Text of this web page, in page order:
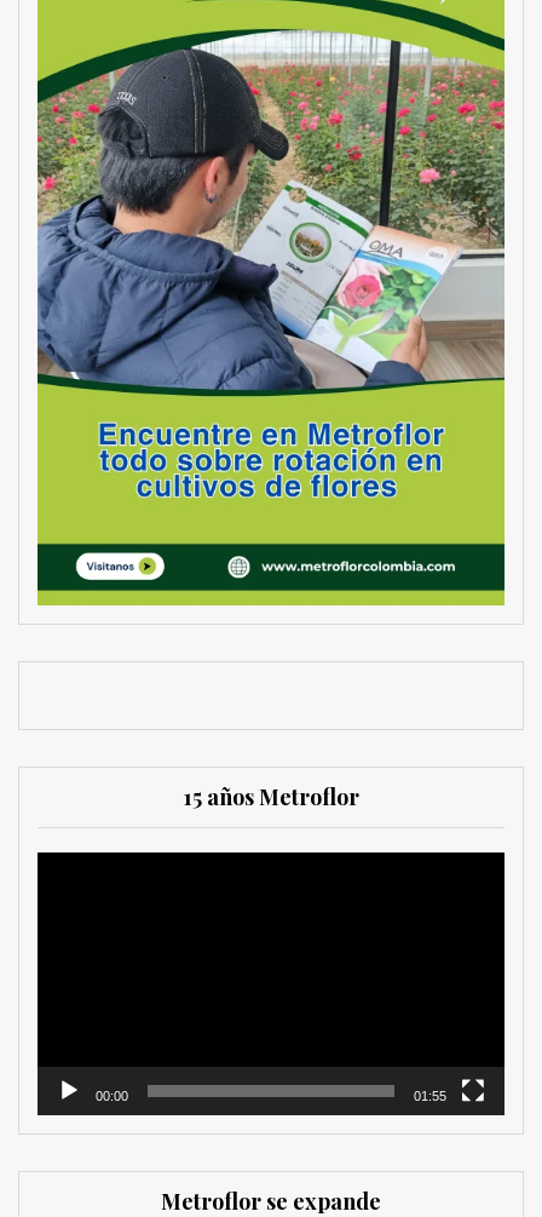
15 años Metroflor
00:00 01:55
Metroflor se expande